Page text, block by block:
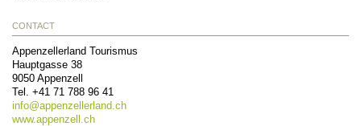
CONTACT
Appenzellerland Tourismus
Hauptgasse 38
9050 Appenzell
Tel. +41 71 788 96 41
info@appenzellerland.ch
www.appenzell.ch